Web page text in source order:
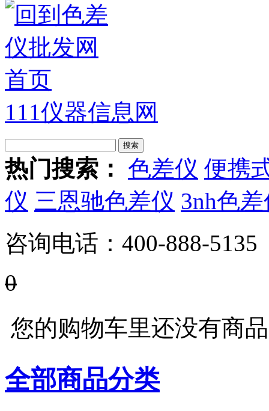
111仪器信息网
热门搜索： 色差仪 便携
仪 三恩驰色差仪 3nh色
咨询电话： 400-888-5135
0
您的购物车里还没有商
全部商品分类